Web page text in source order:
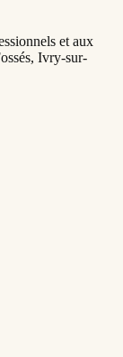
et aux
Ivry-sur-